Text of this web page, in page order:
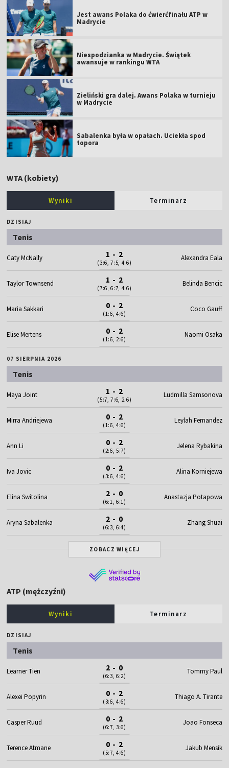
Jest awans Polaka do ćwierćfinału ATP w
Madrycie
Niespodzianka w Madrycie. Świątek
awansuje w rankingu WTA
Zieliński gra dalej. Awans Polaka w turnieju
w Madrycie
Sabalenka była w opałach. Uciekła spod
topora
WTA (kobiety)
Wyniki Terminarz
DZISIAJ
Tenis
Caty McNally 1 - 2
(3:6, 7:5, 4:6)
Alexandra Eala
Taylor Townsend 1 - 2
(7:6, 6:7, 4:6)
Belinda Bencic
Maria Sakkari 0 - 2
(1:6, 4:6)
Coco Gauff
Elise Mertens 0 - 2
(1:6, 2:6)
Naomi Osaka
07 SIERPNIA 2026
Tenis
Maya Joint 1 - 2
(5:7, 7:6, 2:6)
Ludmilla Samsonova
Mirra Andriejewa 0 - 2
(1:6, 4:6)
Leylah Fernandez
Ann Li 0 - 2
(2:6, 5:7)
Jelena Rybakina
Iva Jovic 0 - 2
(3:6, 4:6)
Alina Korniejewa
Elina Switolina 2 - 0
(6:1, 6:1)
Anastazja Potapowa
Aryna Sabalenka 2 - 0
(6:3, 6:4)
Zhang Shuai
ZOBACZ WIĘCEJ
ATP (mężczyźni)
Wyniki Terminarz
DZISIAJ
Tenis
Learner Tien 2 - 0
(6:3, 6:2)
Tommy Paul
Alexei Popyrin 0 - 2
(3:6, 4:6)
Thiago A. Tirante
Casper Ruud 0 - 2
(6:7, 3:6)
Joao Fonseca
Terence Atmane 0 - 2
(5:7, 4:6)
Jakub Mensik